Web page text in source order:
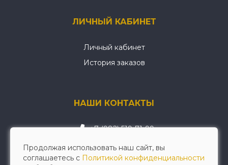
ЛИЧНЫЙ КАБИНЕТ
Личный кабинет
История заказов
НАШИ КОНТАКТЫ
+7 (982) 519-71-99
wellwerk@mail.ru
Продолжая использовать наш сайт, вы
соглашаетесь с Политикой конфиденциальности